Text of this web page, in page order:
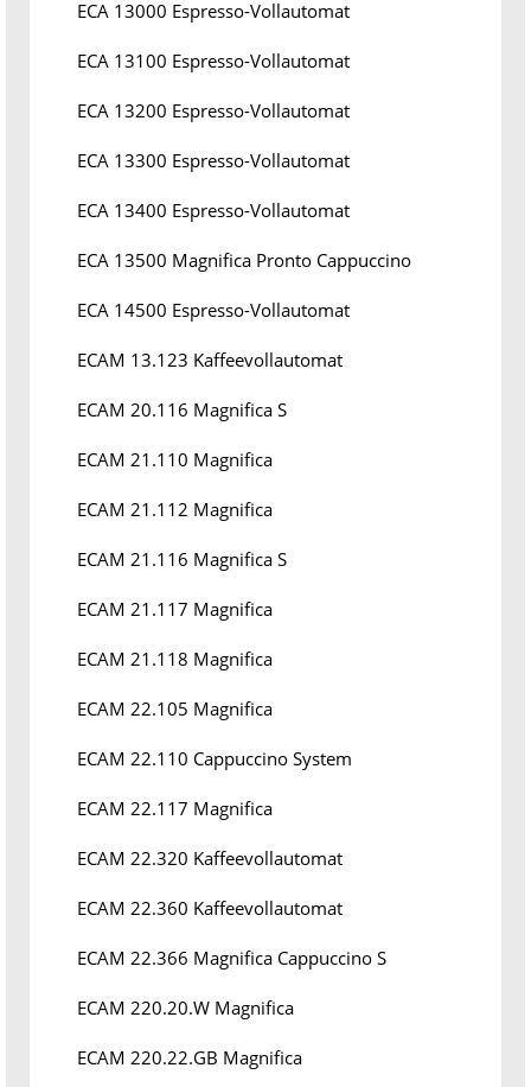
ECA 13000 Espresso-Vollautomat
ECA 13100 Espresso-Vollautomat
ECA 13200 Espresso-Vollautomat
ECA 13300 Espresso-Vollautomat
ECA 13400 Espresso-Vollautomat
ECA 13500 Magnifica Pronto Cappuccino
ECA 14500 Espresso-Vollautomat
ECAM 13.123 Kaffeevollautomat
ECAM 20.116 Magnifica S
ECAM 21.110 Magnifica
ECAM 21.112 Magnifica
ECAM 21.116 Magnifica S
ECAM 21.117 Magnifica
ECAM 21.118 Magnifica
ECAM 22.105 Magnifica
ECAM 22.110 Cappuccino System
ECAM 22.117 Magnifica
ECAM 22.320 Kaffeevollautomat
ECAM 22.360 Kaffeevollautomat
ECAM 22.366 Magnifica Cappuccino S
ECAM 220.20.W Magnifica
ECAM 220.22.GB Magnifica